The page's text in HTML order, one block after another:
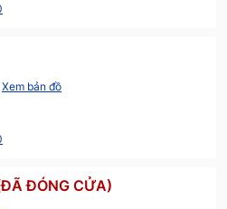
Xem bản đồ
ĐÓNG CỬA)